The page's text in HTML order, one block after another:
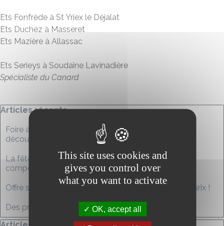
Ets Fonfrède à St Yriex le Déjalat
Ets Duchez à Masseret
Ets Mazière à Allassac
Ets Serieys à Soudaine Lavinadière
Spécialiste du Canard
Sauter le bloc Articles récents
Articles récents
Foire à la volaille à Chamberet : volailles fraîches,
découpe et poulet cuit sur commande
La fêtes des mères à Chamberet : des fleurs, des
compostions, du bonheur à offrir !
Offre spéciale Noël à Chamberet : vos fêtes à petit prix !
Des produits festifs pour la fin d'année !
This site uses cookies and
gives you control over
what you want to activate
OK, accept all